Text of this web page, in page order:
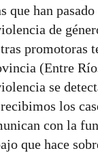
que han
de
promotoras
(Entre
se
los
con la
que hace